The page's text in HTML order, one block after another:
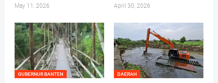
May 11, 2026 April 30, 2026
GUBERNUR BANTEN DAERAH